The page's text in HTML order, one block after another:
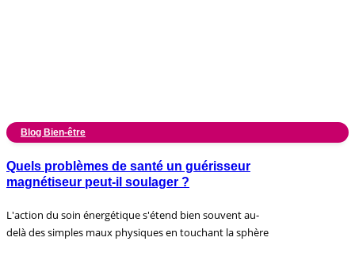
Blog Bien-être
Quels problèmes de santé un guérisseur
magnétiseur peut-il soulager ?
L'action du soin énergétique s'étend bien souvent au-
delà des simples maux physiques en touchant la sphère